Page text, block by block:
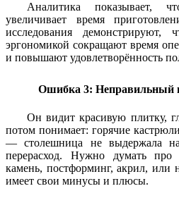
Аналитика показывает,
увеличивает время
исследования
эргономикой сокращают время
и повышают удовлетворённость
Ошибка 3: Неправильный
Он видит красивую плитку,
потом понимает: горячие
— столешница не выдержала
перерасход. Нужно думать про
камень, постформинг, акрил, или
имеет свои минусы и плюсы.